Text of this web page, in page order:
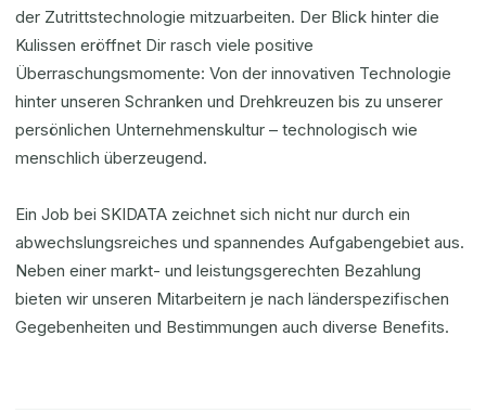
der Zutrittstechnologie mitzuarbeiten. Der Blick hinter die
Kulissen eröffnet Dir rasch viele positive
Überraschungsmomente: Von der innovativen Technologie
hinter unseren Schranken und Drehkreuzen bis zu unserer
persönlichen Unternehmenskultur – technologisch wie
menschlich überzeugend.
Ein Job bei SKIDATA zeichnet sich nicht nur durch ein
abwechslungsreiches und spannendes Aufgabengebiet aus.
Neben einer markt- und leistungsgerechten Bezahlung
bieten wir unseren Mitarbeitern je nach länderspezifischen
Gegebenheiten und Bestimmungen auch diverse Benefits.